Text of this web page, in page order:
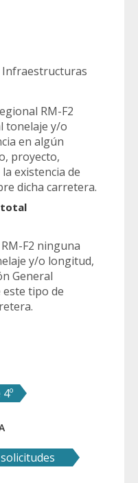
Infraestructuras
RM-F2
tonelaje y/o
en algún
proyecto,
existencia de
dicha carretera.
total
F2 ninguna
y/o longitud,
General
tipo de